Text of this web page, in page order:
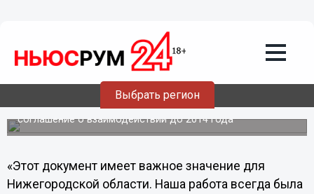
Выбрать регион
о взаимодействии в области
социально-трудовых отношений до
2014 года
Правительство региона, «Облсовпроф» и
«Нижегородская ассоциация промышленников и
предпринимателей» подписали трёхстороннее
соглашение о взаимодействии до 2014 года
«Этот документ имеет важное значение для
Нижегородской области. Наша работа всегда была